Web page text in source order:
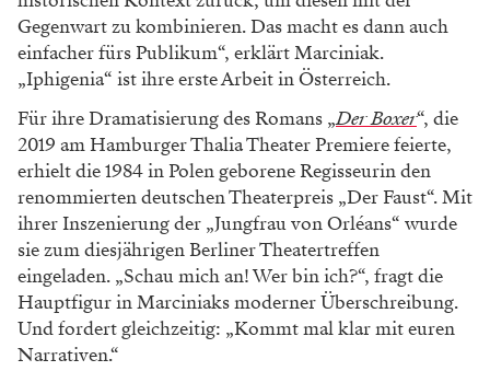
Gegenwart zu kombinieren. Das macht es dann auch
einfacher fürs Publikum“, erklärt Marciniak.
„Iphigenia“ ist ihre erste Arbeit in Österreich.
Für ihre Dramatisierung des Romans „Der Boxer“, die
2019 am Hamburger Thalia Theater Premiere feierte,
erhielt die 1984 in Polen geborene Regisseurin den
renommierten deutschen Theaterpreis „Der Faust“. Mit
ihrer Inszenierung der „Jungfrau von Orléans“ wurde
sie zum diesjährigen Berliner Theatertreffen
eingeladen. „Schau mich an! Wer bin ich?“, fragt die
Hauptfigur in Marciniaks moderner Überschreibung.
Und fordert gleichzeitig: „Kommt mal klar mit euren
Narrativen.“